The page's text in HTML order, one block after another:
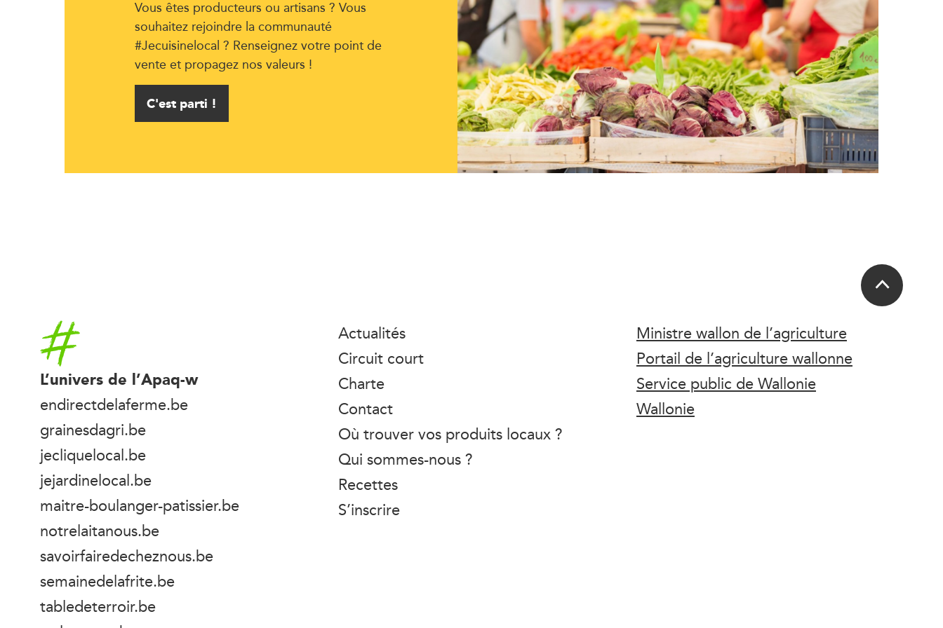
Vous êtes producteurs ou artisans ? Vous
souhaitez rejoindre la communauté
#Jecuisinelocal ? Renseignez votre point de
vente et propagez nos valeurs !
C'est parti !
Accueil
L’univers de l’Apaq-w
endirectdelaferme.be
grainesdagri.be
jecliquelocal.be
jejardinelocal.be
maitre-boulanger-patissier.be
notrelaitanous.be
savoirfairedecheznous.be
semainedelafrite.be
tabledeterroir.be
Actualités
Circuit court
Charte
Contact
Où trouver vos produits locaux ?
Qui sommes-nous ?
Recettes
S’inscrire
Ministre wallon de l’agriculture
Portail de l’agriculture wallonne
Service public de Wallonie
Wallonie